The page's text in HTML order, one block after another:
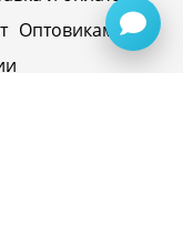
Оптовикам